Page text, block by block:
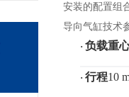
安装的配置组
导向气缸技术
· 负载重
· 行程10